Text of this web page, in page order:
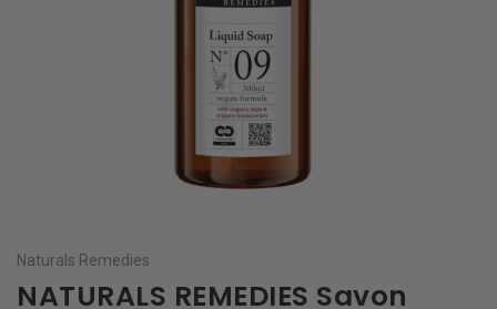
Naturals Remedies
NATURALS REMEDIES Savon